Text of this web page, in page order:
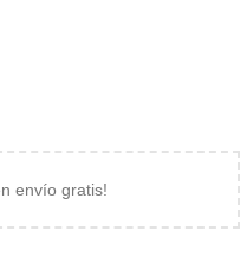
envío gratis!